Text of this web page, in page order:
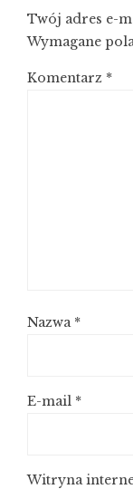
Twój adres e-
Wymagane
Komentarz *
Nazwa *
E-mail *
Witryna